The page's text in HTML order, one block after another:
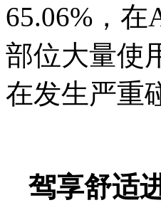
65.06%，
部位大量使
在发生严重
驾享舒适